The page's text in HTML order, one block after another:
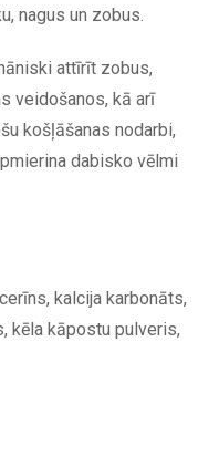
nagus un zobus.
attīrīt zobus,
veidošanos, kā arī
košļāšanas nodarbi,
dabisko vēlmi
kalcija karbonāts,
kēla kāpostu pulveris,